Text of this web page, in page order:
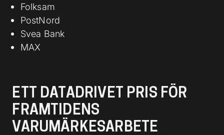
Folksam
PostNord
Svea Bank
MAX
ETT DATADRIVET PRIS FÖR
FRAMTIDENS
VARUMÄRKESARBETE